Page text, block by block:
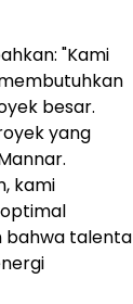
"Kami
besar.
yang
kami
bahwa talenta